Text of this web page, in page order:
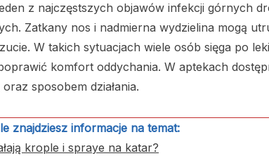
z najczęstszych objawów infekcji górnych
Zatkany nos i nadmierna wydzielina mogą
W takich sytuacjach wiele osób sięga po
komfort oddychania. W aptekach
sposobem działania.
znajdziesz informacje na temat:
krople i spraye na katar?